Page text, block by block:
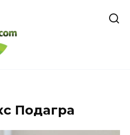
Подагра